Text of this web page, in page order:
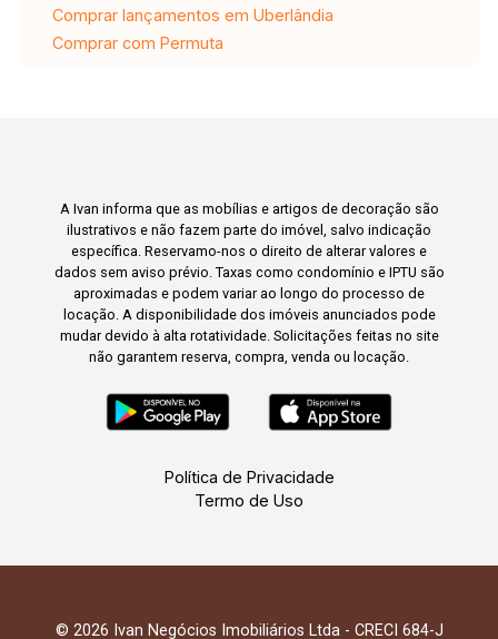
Comprar lançamentos em Uberlândia
Comprar com Permuta
A Ivan informa que as mobílias e artigos de decoração são
ilustrativos e não fazem parte do imóvel, salvo indicação
específica. Reservamo-nos o direito de alterar valores e
dados sem aviso prévio. Taxas como condomínio e IPTU são
aproximadas e podem variar ao longo do processo de
locação. A disponibilidade dos imóveis anunciados pode
mudar devido à alta rotatividade. Solicitações feitas no site
não garantem reserva, compra, venda ou locação.
Política de Privacidade
Termo de Uso
© 2026 Ivan Negócios Imobiliários Ltda - CRECI 684-J